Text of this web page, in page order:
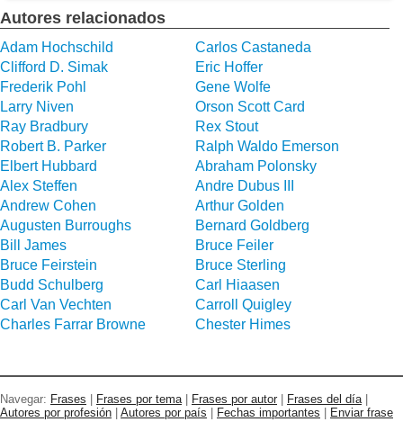
Autores relacionados
Adam Hochschild
Carlos Castaneda
Clifford D. Simak
Eric Hoffer
Frederik Pohl
Gene Wolfe
Larry Niven
Orson Scott Card
Ray Bradbury
Rex Stout
Robert B. Parker
Ralph Waldo Emerson
Elbert Hubbard
Abraham Polonsky
Alex Steffen
Andre Dubus III
Andrew Cohen
Arthur Golden
Augusten Burroughs
Bernard Goldberg
Bill James
Bruce Feiler
Bruce Feirstein
Bruce Sterling
Budd Schulberg
Carl Hiaasen
Carl Van Vechten
Carroll Quigley
Charles Farrar Browne
Chester Himes
Navegar: Frases | Frases por tema | Frases por autor | Frases del día |
Autores por profesión | Autores por país | Fechas importantes | Enviar frase